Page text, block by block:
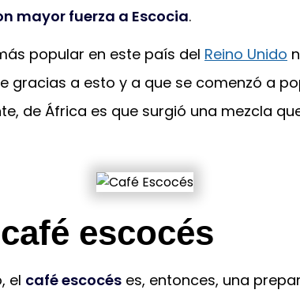
mayor fuerza a Escocia.
popular en este país del Reino Unido
gracias a esto y a que se comenzó a
de África es que surgió una mezcla
escocés
el café escocés es, entonces, una